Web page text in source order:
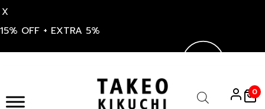
X
15% OFF + EXTRA 5%
content
0